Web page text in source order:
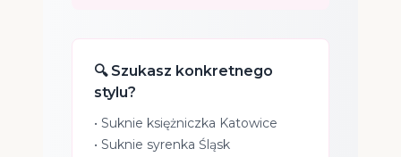
🔍 Szukasz konkretnego
stylu?
• Suknie księżniczka Katowice
• Suknie syrenka Śląsk